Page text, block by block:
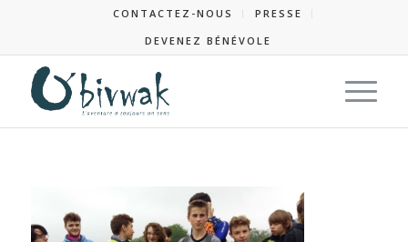
CONTACTEZ-NOUS
PRESSE
DEVENEZ BÉNÉVOLE